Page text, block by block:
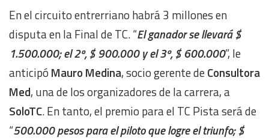
En el circuito entrerriano habrá 3 millones en
disputa en la Final de TC. “El ganador se llevará $
1.500.000; el 2º, $ 900.000 y el 3º, $ 600.000”, le
anticipó Mauro Medina, socio gerente deConsultora
Med, una de los organizadores de la carrera, a
SoloTC. En tanto, el premio para el TC Pista será de
“500.000pesos para el piloto que logre el triunfo; $